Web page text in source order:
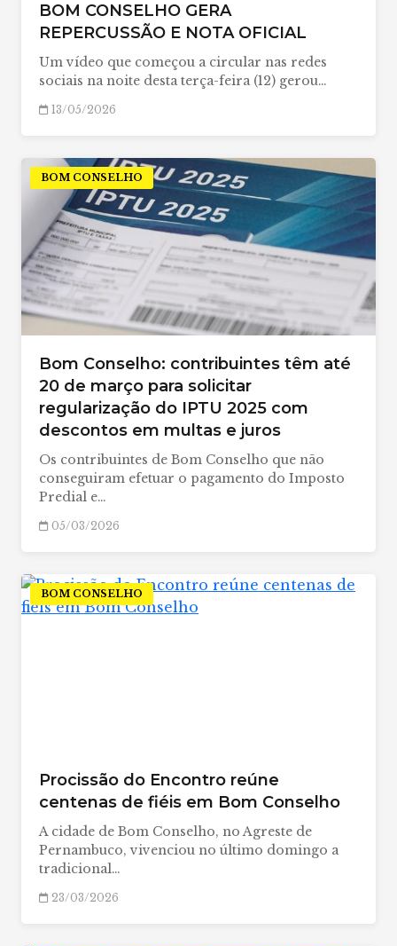
BOM CONSELHO GERA
REPERCUSSÃO E NOTA OFICIAL
Um vídeo que começou a circular nas redes
sociais na noite desta terça-feira (12) gerou…
13/05/2026
BOM CONSELHO
Bom Conselho: contribuintes têm até
20 de março para solicitar
regularização do IPTU 2025 com
descontos em multas e juros
Os contribuintes de Bom Conselho que não
conseguiram efetuar o pagamento do Imposto
Predial e…
05/03/2026
BOM CONSELHO
Procissão do Encontro reúne
centenas de fiéis em Bom Conselho
A cidade de Bom Conselho, no Agreste de
Pernambuco, vivenciou no último domingo a
tradicional…
23/03/2026